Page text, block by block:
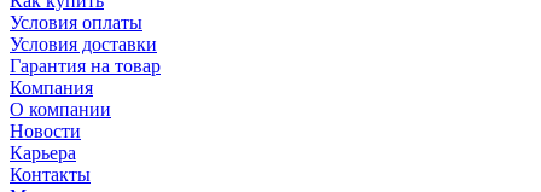
Условия оплаты
Условия доставки
Гарантия на товар
Компания
О компании
Новости
Карьера
Контакты